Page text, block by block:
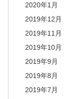
2020年1月
2019年12月
2019年11月
2019年10月
2019年9月
2019年8月
2019年7月